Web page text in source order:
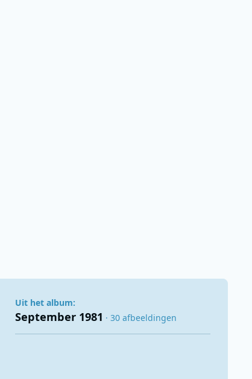
Uit het album:
September 1981 · 30 afbeeldingen